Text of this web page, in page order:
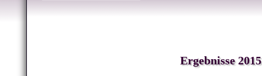
Ergebnisse 2015